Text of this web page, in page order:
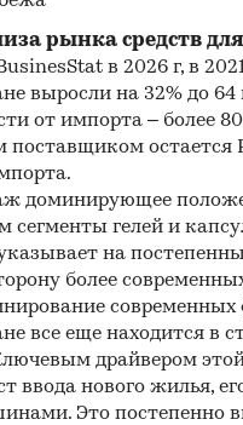
рынка средств
в 2026 г, в
выросли на 32% до
от импорта – более
остается
доминирующее
сегменты гелей и
на
более
современных
все еще находится в
драйвером
ввода нового жилья,
Это постепенно